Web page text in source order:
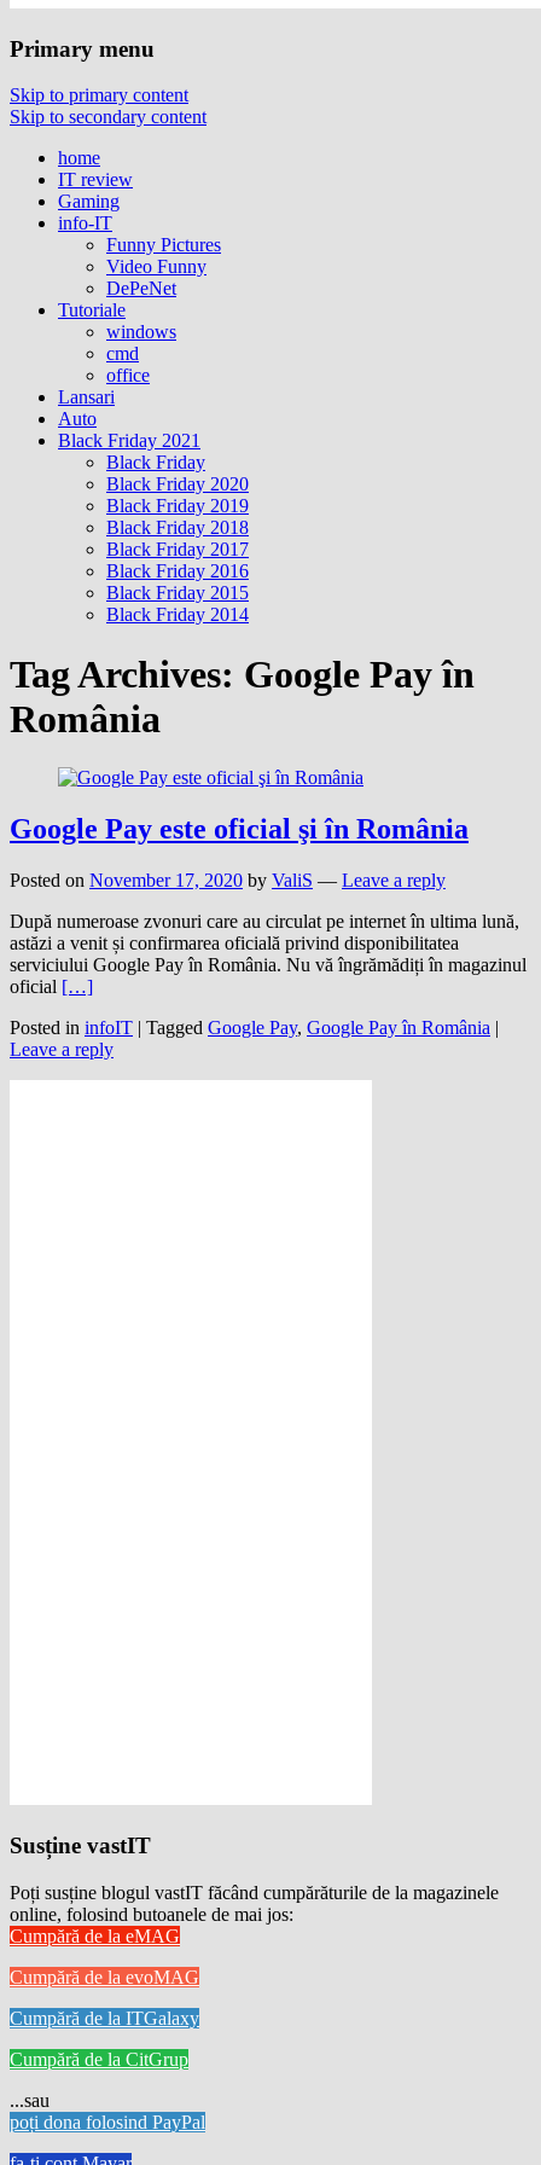
Primary menu
Skip to primary content
Skip to secondary content
home
IT review
Gaming
info-IT
Funny Pictures
Video Funny
DePeNet
Tutoriale
windows
cmd
office
Lansari
Auto
Black Friday 2021
Black Friday
Black Friday 2020
Black Friday 2019
Black Friday 2018
Black Friday 2017
Black Friday 2016
Black Friday 2015
Black Friday 2014
Tag Archives: Google Pay în
România
Google Pay este oficial şi în România
Posted on November 17, 2020 by ValiS — Leave a reply
După numeroase zvonuri care au circulat pe internet în ultima lună,
astăzi a venit și confirmarea oficială privind disponibilitatea
serviciului Google Pay în România. Nu vă îngrămădiți în magazinul
oficial […]
Posted in infoIT | Tagged Google Pay, Google Pay în România |
Leave a reply
Susține vastIT
Poți susține blogul vastIT făcând cumpărăturile de la magazinele
online, folosind butoanele de mai jos:
Cumpără de la eMAG
Cumpără de la evoMAG
Cumpără de la ITGalaxy
Cumpără de la CitGrup
...sau
poți dona folosind PayPal